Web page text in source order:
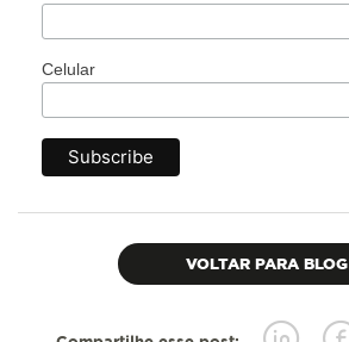
Celular
VOLTAR PARA BLOG